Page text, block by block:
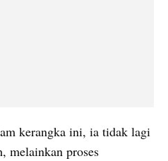
kerangka ini, ia tidak lagi
melainkan proses